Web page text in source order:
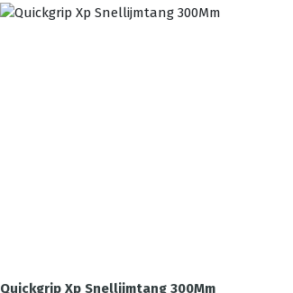
Quickgrip Xp Snellijmtang 300Mm